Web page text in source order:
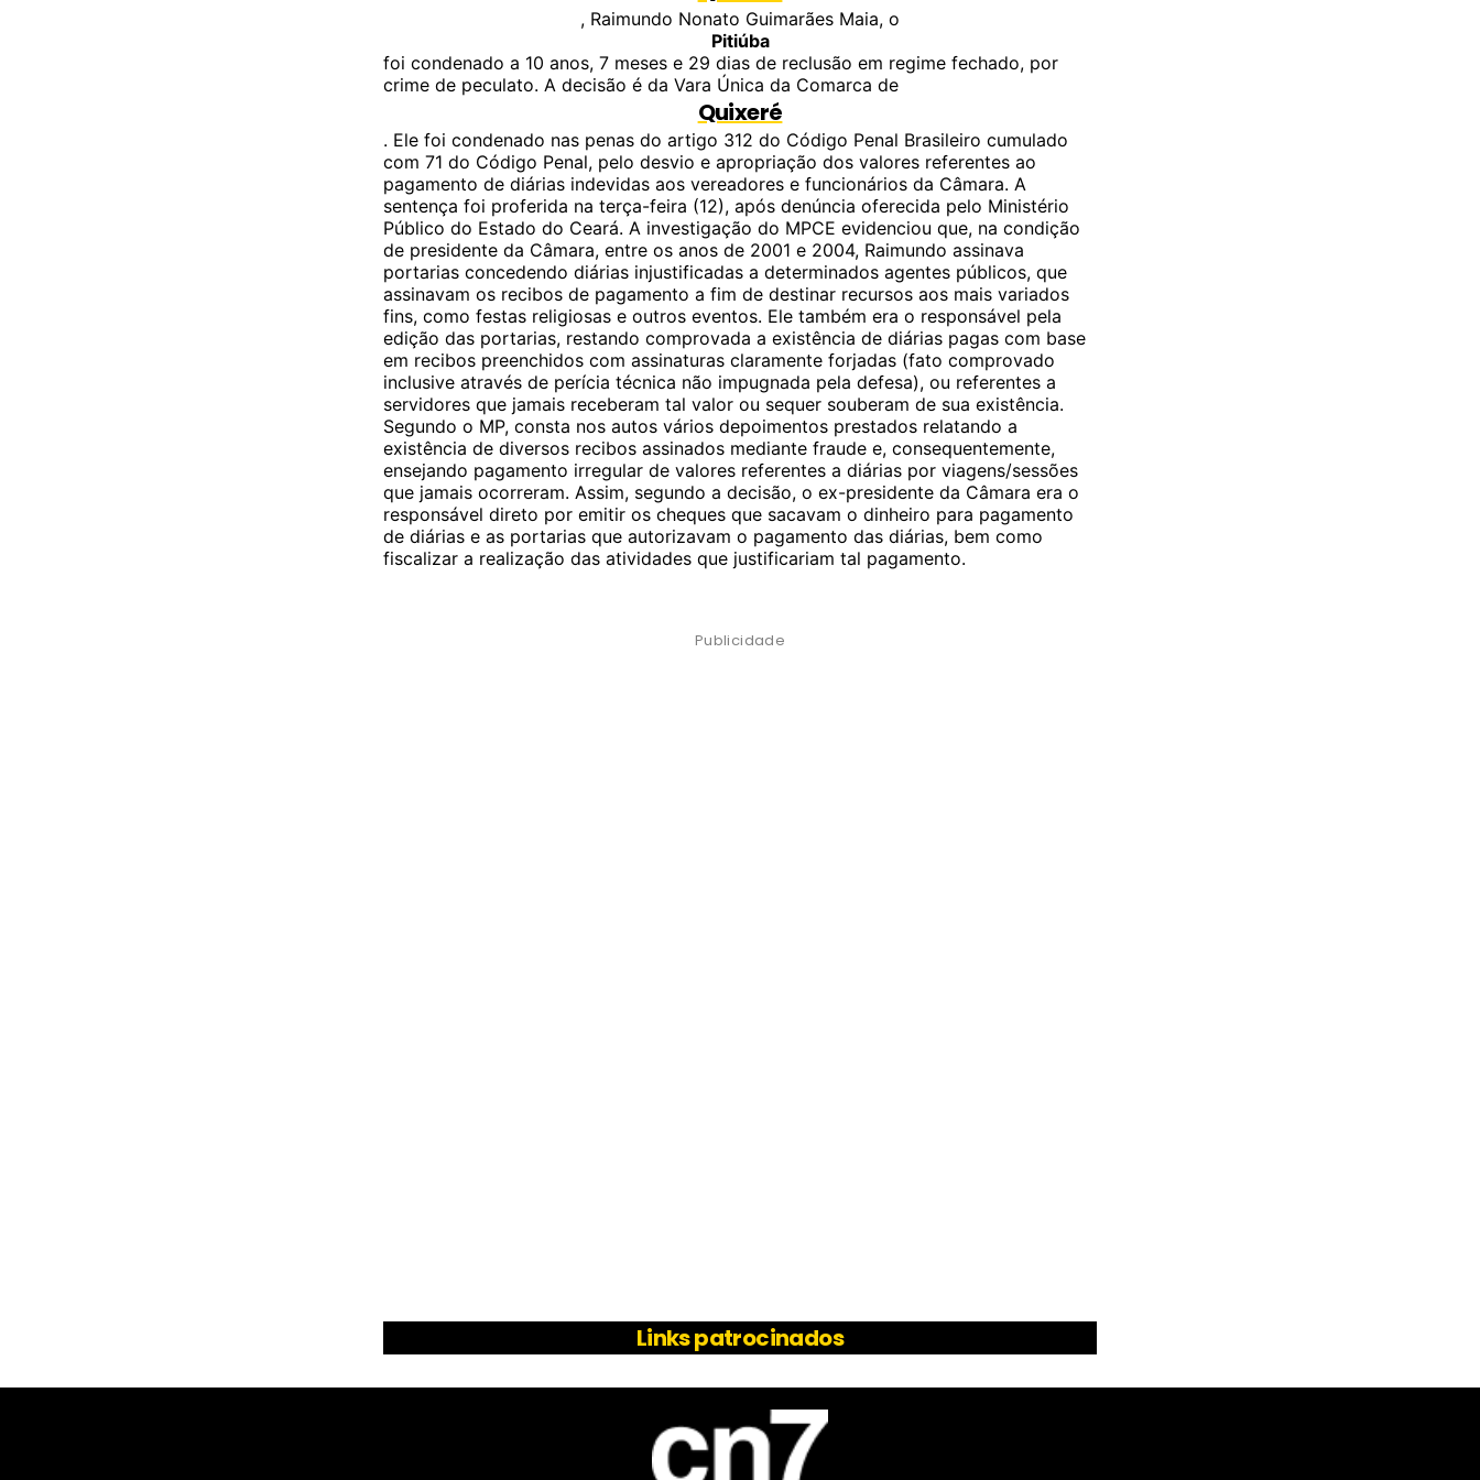
, Raimundo Nonato Guimarães Maia, o
Pitiúba
foi condenado a 10 anos, 7 meses e 29 dias de reclusão em regime fechado, por
crime de peculato. A decisão é da Vara Única da Comarca de
Quixeré
. Ele foi condenado nas penas do artigo 312 do Código Penal Brasileiro cumulado
com 71 do Código Penal, pelo desvio e apropriação dos valores referentes ao
pagamento de diárias indevidas aos vereadores e funcionários da Câmara. A
sentença foi proferida na terça-feira (12), após denúncia oferecida pelo Ministério
Público do Estado do Ceará. A investigação do MPCE evidenciou que, na condição
de presidente da Câmara, entre os anos de 2001 e 2004, Raimundo assinava
portarias concedendo diárias injustificadas a determinados agentes públicos, que
assinavam os recibos de pagamento a fim de destinar recursos aos mais variados
fins, como festas religiosas e outros eventos. Ele também era o responsável pela
edição das portarias, restando comprovada a existência de diárias pagas com base
em recibos preenchidos com assinaturas claramente forjadas (fato comprovado
inclusive através de perícia técnica não impugnada pela defesa), ou referentes a
servidores que jamais receberam tal valor ou sequer souberam de sua existência.
Segundo o MP, consta nos autos vários depoimentos prestados relatando a
existência de diversos recibos assinados mediante fraude e, consequentemente,
ensejando pagamento irregular de valores referentes a diárias por viagens/sessões
que jamais ocorreram. Assim, segundo a decisão, o ex-presidente da Câmara era o
responsável direto por emitir os cheques que sacavam o dinheiro para pagamento
de diárias e as portarias que autorizavam o pagamento das diárias, bem como
fiscalizar a realização das atividades que justificariam tal pagamento.
Publicidade
Links patrocinados